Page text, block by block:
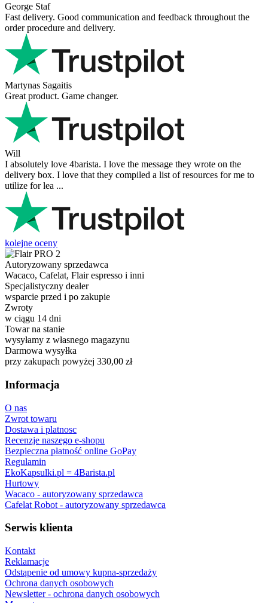
George Staf
Fast delivery. Good communication and feedback throughout the
order procedure and delivery.
Martynas Sagaitis
Great product. Game changer.
Will
I absolutely love 4barista. I love the message they wrote on the
delivery box. I love that they compiled a list of resources for me to
utilize for lea ...
kolejne oceny
Autoryzowany sprzedawca
Wacaco, Cafelat, Flair espresso i inni
Specjalistyczny dealer
wsparcie przed i po zakupie
Zwroty
w ciągu 14 dni
Towar na stanie
wysyłamy z własnego magazynu
Darmowa wysyłka
przy zakupach powyżej 330,00 zł
Informacja
O nas
Zwrot towaru
Dostawa i platnosc
Recenzje naszego e-shopu
Bezpieczna płatność online GoPay
Regulamin
EkoKapsulki.pl = 4Barista.pl
Hurtowy
Wacaco - autoryzowany sprzedawca
Cafelat Robot - autoryzowany sprzedawca
Serwis klienta
Kontakt
Reklamacje
Odstąpenie od umowy kupna-sprzedaży
Ochrona danych osobowych
Newsletter - ochrona danych osobowych